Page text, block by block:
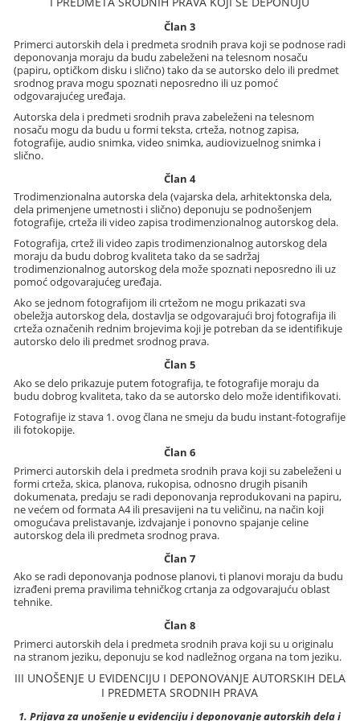
Član 3
Primerci autorskih dela i predmeta srodnih prava koji se podnose radi
deponovanja moraju da budu zabeleženi na telesnom nosaču
(papiru, optičkom disku i slično) tako da se autorsko delo ili predmet
srodnog prava mogu spoznati neposredno ili uz pomoć
odgovarajućeg uređaja.
Autorska dela i predmeti srodnih prava zabeleženi na telesnom
nosaču mogu da budu u formi teksta, crteža, notnog zapisa,
fotografije, audio snimka, video snimka, audiovizuelnog snimka i
slično.
Član 4
Trodimenzionalna autorska dela (vajarska dela, arhitektonska dela,
dela primenjene umetnosti i slično) deponuju se podnošenjem
fotografije, crteža ili video zapisa trodimenzionalnog autorskog dela.
Fotografija, crtež ili video zapis trodimenzionalnog autorskog dela
moraju da budu dobrog kvaliteta tako da se sadržaj
trodimenzionalnog autorskog dela može spoznati neposredno ili uz
pomoć odgovarajućeg uređaja.
Ako se jednom fotografijom ili crtežom ne mogu prikazati sva
obeležja autorskog dela, dostavlja se odgovarajući broj fotografija ili
crteža označenih rednim brojevima koji je potreban da se identifikuje
autorsko delo ili predmet srodnog prava.
Član 5
Ako se delo prikazuje putem fotografija, te fotografije moraju da
budu dobrog kvaliteta, tako da se autorsko delo može identifikovati.
Fotografije iz stava 1. ovog člana ne smeju da budu instant-fotografije
ili fotokopije.
Član 6
Primerci autorskih dela i predmeta srodnih prava koji su zabeleženi u
formi crteža, skica, planova, rukopisa, odnosno drugih pisanih
dokumenata, predaju se radi deponovanja reprodukovani na papiru,
ne većem od formata A4 ili presavijeni na tu veličinu, na način koji
omogućava prelistavanje, izdvajanje i ponovno spajanje celine
autorskog dela ili predmeta srodnog prava.
Član 7
Ako se radi deponovanja podnose planovi, ti planovi moraju da budu
izrađeni prema pravilima tehničkog crtanja za odgovarajuću oblast
tehnike.
Član 8
Primerci autorskih dela i predmeta srodnih prava koji su u originalu
na stranom jeziku, deponuju se kod nadležnog organa na tom jeziku.
III UNOŠENJE U EVIDENCIJU I DEPONOVANJE AUTORSKIH DELA
I PREDMETA SRODNIH PRAVA
1. Prijava za unošenje u evidenciju i deponovanje autorskih dela i